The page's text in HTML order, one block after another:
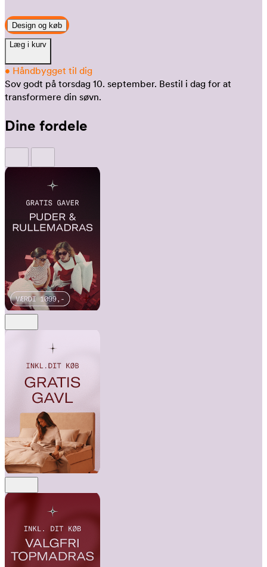
Design og køb
Læg i kurv
• Håndbygget til dig
Sov godt på torsdag 10. september. Bestil i dag for at
transformere din søvn.
Dine fordele